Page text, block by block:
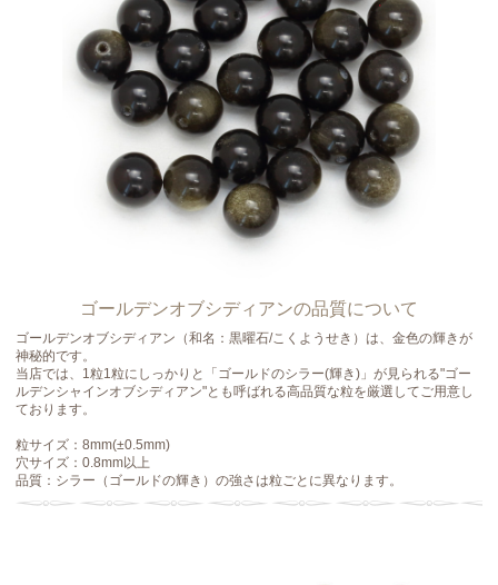
ゴールデンオブシディアンの品質について
ゴールデンオブシディアン（和名：黒曜石/こくようせき）は、金色の輝きが
神秘的です。
当店では、1粒1粒にしっかりと「ゴールドのシラー(輝き)」が見られる"ゴー
ルデンシャインオブシディアン"とも呼ばれる高品質な粒を厳選してご用意し
ております。
粒サイズ：8mm(±0.5mm)
穴サイズ：0.8mm以上
品質：シラー（ゴールドの輝き）の強さは粒ごとに異なります。